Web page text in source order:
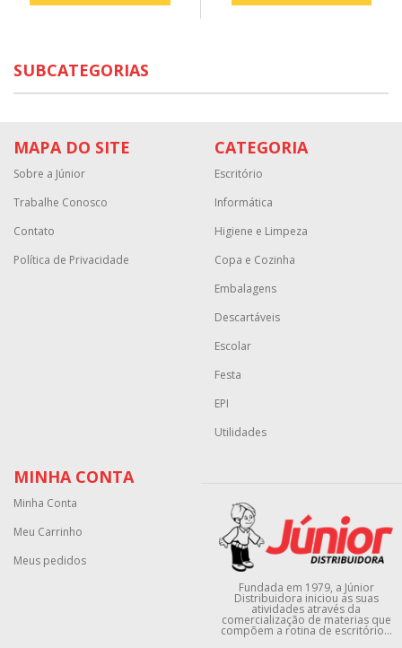
SUBCATEGORIAS
MAPA DO SITE
Sobre a Júnior
Trabalhe Conosco
Contato
Política de Privacidade
CATEGORIA
Escritório
Informática
Higiene e Limpeza
Copa e Cozinha
Embalagens
Descartáveis
Escolar
Festa
EPI
Utilidades
MINHA CONTA
Minha Conta
Meu Carrinho
Meus pedidos
Fundada em 1979, a Júnior
Distribuidora iniciou as suas
atividades através da
comercialização de materias que
compõem a rotina de escritório...